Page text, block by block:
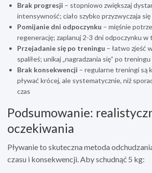
Brak progresji – stopniowo zwiększaj
intensywność; ciało szybko przyzwyczaja się
Pomijanie dni odpoczynku – mięśnie
regenerację; zaplanuj 2-3 dni odpoczynku w
Przejadanie się po treningu – łatwo zjeść
spaliłeś; unikaj „nagradzania się” po treningu
Brak konsekwencji – regularne treningi są
pływać krócej, ale systematycznie, niż
czas
Podsumowanie:
oczekiwania
Pływanie to skuteczna metoda
czasu i konsekwencji. Aby schudnąć 5 kg: